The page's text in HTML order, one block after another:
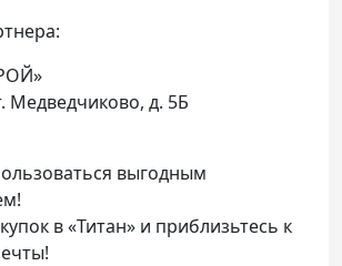
Медведчиково, д. 5Б
выгодным
в «Титан» и приблизьтесь к